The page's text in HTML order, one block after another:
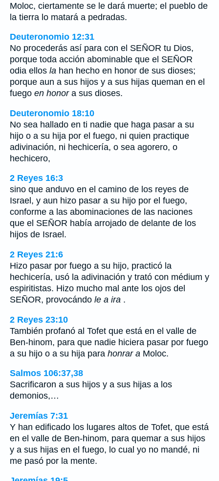
Moloc, ciertamente se le dará muerte; el pueblo de
la tierra lo matará a pedradas.
Deuteronomio 12:31
No procederás así para con el SEÑOR tu Dios,
porque toda acción abominable que el SEÑOR
odia ellos la han hecho en honor de sus dioses;
porque aun a sus hijos y a sus hijas queman en el
fuego en honora sus dioses.
Deuteronomio 18:10
No sea hallado en ti nadie que haga pasar a su
hijo o a su hija por el fuego, ni quien practique
adivinación, ni hechicería, o sea agorero, o
hechicero,
2 Reyes 16:3
sino que anduvo en el camino de los reyes de
Israel, y aun hizo pasar a su hijo por el fuego,
conforme a las abominaciones de las naciones
que el SEÑOR había arrojado de delante de los
hijos de Israel.
2 Reyes 21:6
Hizo pasar por fuego a su hijo, practicó la
hechicería, usó la adivinación y trató con médium y
espiritistas. Hizo mucho mal ante los ojos del
SEÑOR, provocándo le a ira .
2 Reyes 23:10
También profanó al Tofet que está en el valle de
Ben-hinom, para que nadie hiciera pasar por fuego
a su hijo o a su hija para honrar a Moloc.
Salmos 106:37,38
Sacrificaron a sus hijos y a sus hijas a los
demonios,…
Jeremías 7:31
Y han edificado los lugares altos de Tofet, que está
en el valle de Ben-hinom, para quemar a sus hijos
y a sus hijas en el fuego, lo cual yo no mandé, ni
me pasó por la mente.